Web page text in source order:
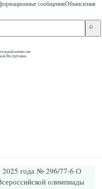
сообщенияОбъявления
комиссии
Республики
⌕
года № 296/77-6 О
олимпиады